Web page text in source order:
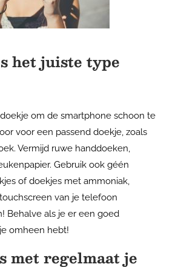
het juiste type
om de smartphone schoon te
voor een passend doekje, zoals
Vermijd ruwe handdoeken,
Gebruik ook géén
of doekjes met ammoniak,
van je telefoon
Behalve als je er een goed
omheen hebt!
met regelmaat je